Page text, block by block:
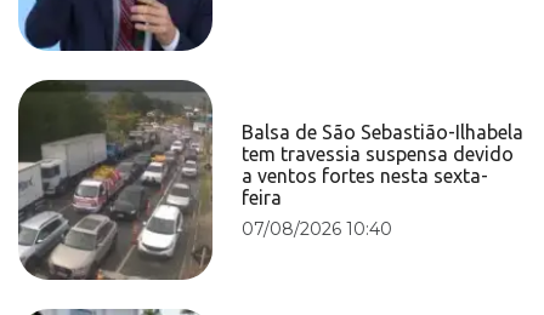
Balsa de São Sebastião-Ilhabela
tem travessia suspensa devido
a ventos fortes nesta sexta-
feira
07/08/2026 10:40